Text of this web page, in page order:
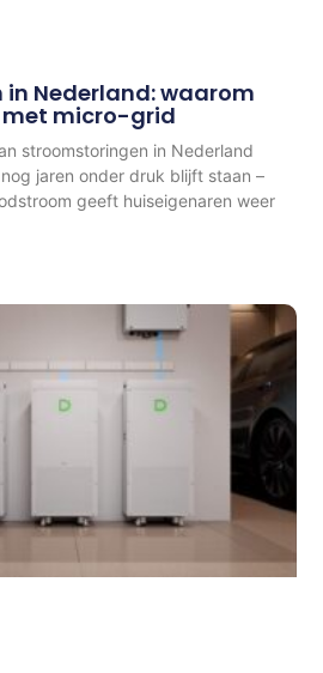
Nederland: waarom
micro-grid
stroomstoringen in Nederland
jaren onder druk blijft staan –
geeft huiseigenaren weer